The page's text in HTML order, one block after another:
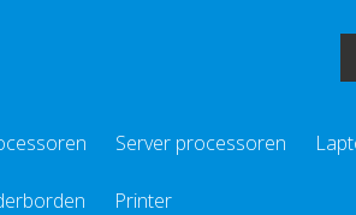
Server processoren
Printer